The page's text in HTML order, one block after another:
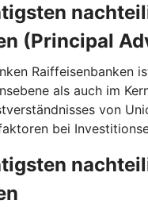
(Principal
als auch im
von
bei